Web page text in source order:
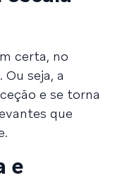
certa, no
seja, a
e se torna
que
e